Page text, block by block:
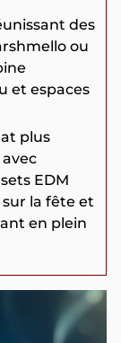
des
ou
et espaces
plus
EDM
la fête et
en plein